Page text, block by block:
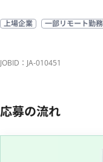
上場企業 一部リモート勤
JOBID：JA-010451
応募の流れ